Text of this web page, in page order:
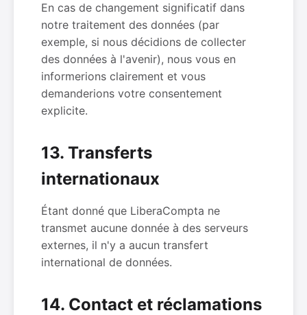
En cas de changement significatif dans
notre traitement des données (par
exemple, si nous décidions de collecter
des données à l'avenir), nous vous en
informerions clairement et vous
demanderions votre consentement
explicite.
13. Transferts
internationaux
Étant donné que LiberaCompta ne
transmet aucune donnée à des serveurs
externes, il n'y a aucun transfert
international de données.
14. Contact et réclamations